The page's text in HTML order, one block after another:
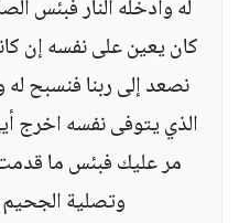
له وأدخله النار فبئس
كان يعين على نفسه إن
نصعد إلى ربنا فنسبح
الذي يتوفى نفسه اخرج
مر عليك فبئس ما
وتصلية